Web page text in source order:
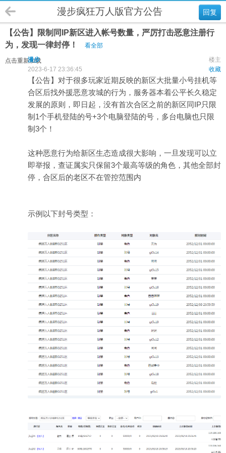
回复
漫步疯狂万人版官方公告
【公告】限制同IP新区进入帐号数量，严厉打击恶意注册行
为，发现一律封停！
看全部
点击重新加载 楼主
漫步
收藏
2023-6-17 23:36:45
【公告】对于很多玩家近期反映的新区大批量小号挂机等
合区后找外援恶意攻城的行为，服务器本着公平长久稳定
发展的原则，即日起，没有首次合区之前的新区同IP只限
制1个手机登陆的号+3个电脑登陆的号，多台电脑也只限
制3个！
这种恶意行为给新区生态造成很大影响，一旦发现可以立
即举报，查证属实只保留3个最高等级的角色，其他全部封
停，合区后的老区不在管控范围内
示例以下封号类型：